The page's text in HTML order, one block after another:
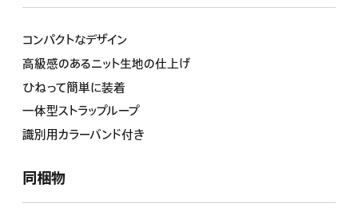
コンパクトなデザイン
高級感のあるニット生地の仕上げ
ひねって簡単に装着
一体型ストラップループ
識別用カラーバンド付き
同梱物